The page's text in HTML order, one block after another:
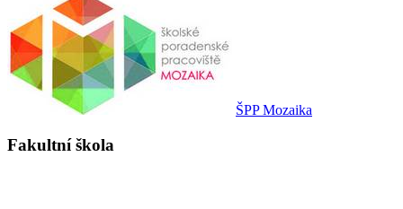
ŠPP Mozaika
Fakultní škola